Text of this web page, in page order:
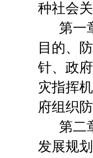
种社会
第一
目的、
针、政
灾指挥
府组织
第二
发展规划